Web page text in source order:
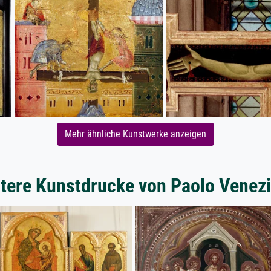
Mehr ähnliche Kunstwerke anzeigen
Kunstdrucke von Paolo